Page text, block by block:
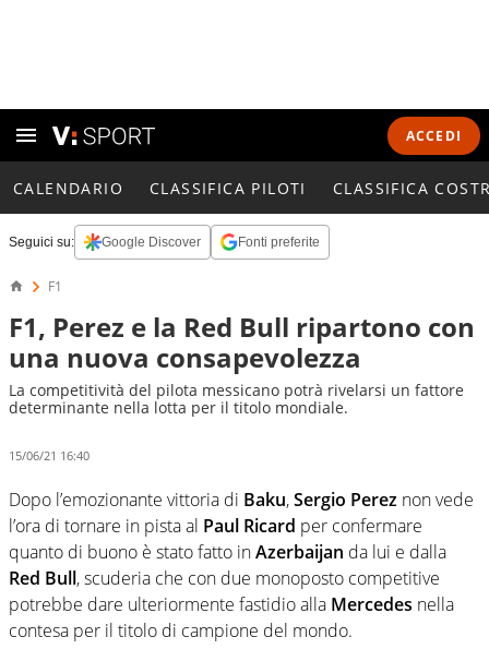
ACCEDI
CALENDARIO CLASSIFICA PILOTI CLASSIFICA
Seguici su: Google Discover Fonti preferite
F1
F1, Perez e la Red Bull ripartono con
una nuova consapevolezza
La competitività del pilota messicano potrà rivelarsi un fattore
determinante nella lotta per il titolo mondiale.
15/06/21 16:40
Dopo l’emozionante vittoria di Baku,Sergio Perez non vede
l’ora di tornare in pista al Paul Ricard per confermare
quanto di buono è stato fatto inAzerbaijan da lui e dalla
Red Bull, scuderia che con due monoposto competitive
potrebbe dare ulteriormente fastidio alla Mercedes nella
contesa per il titolo di campione del mondo.